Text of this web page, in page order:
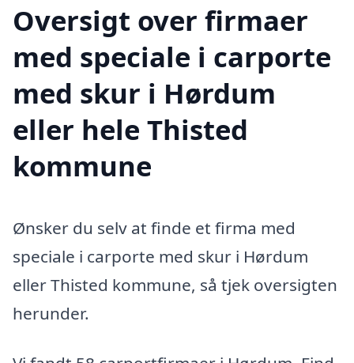
Oversigt over firmaer
med speciale i carporte
med skur i Hørdum
eller hele Thisted
kommune
Ønsker du selv at finde et firma med
speciale i carporte med skur i Hørdum
eller Thisted kommune, så tjek oversigten
herunder.